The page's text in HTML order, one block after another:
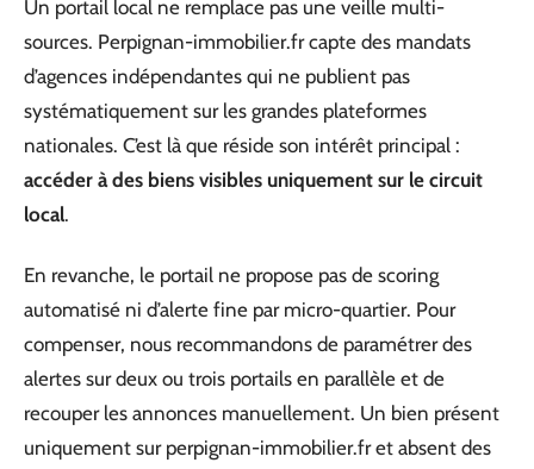
Un portail local ne remplace pas une veille multi-
sources. Perpignan-immobilier.fr capte des mandats
d’agences indépendantes qui ne publient pas
systématiquement sur les grandes plateformes
nationales. C’est là que réside son intérêt principal :
accéder à des biens visibles uniquement sur le circuit
local.
En revanche, le portail ne propose pas de scoring
automatisé ni d’alerte fine par micro-quartier. Pour
compenser, nous recommandons de paramétrer des
alertes sur deux ou trois portails en parallèle et de
recouper les annonces manuellement. Un bien présent
uniquement sur perpignan-immobilier.fr et absent des